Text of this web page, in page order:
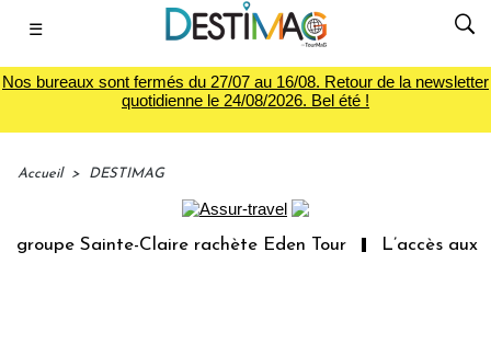
☰
Nos bureaux sont fermés du 27/07 au 16/08. Retour de la newsletter
quotidienne le 24/08/2026. Bel été !
Accueil > DESTIMAG
Sainte-Claire rachète Eden Tour L’accès aux